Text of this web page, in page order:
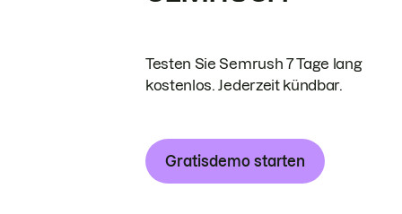
Testen Sie Semrush 7 Tage lang
kostenlos. Jederzeit kündbar.
Gratisdemo starten